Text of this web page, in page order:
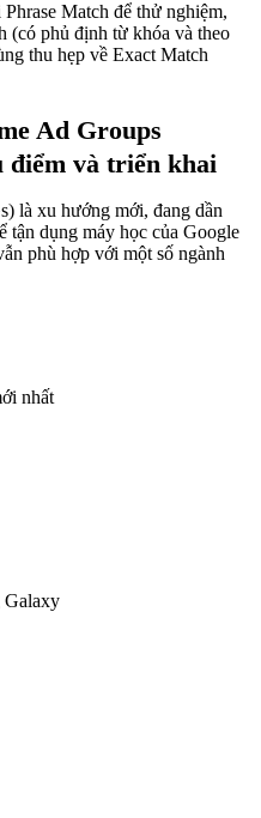
Match để thử nghiệm,
(có phủ định từ khóa và theo
thu hẹp về Exact Match
Ad Groups
điểm và triển khai
là xu hướng mới, đang dần
tận dụng máy học của Google
phù hợp với một số ngành
nhất
Galaxy